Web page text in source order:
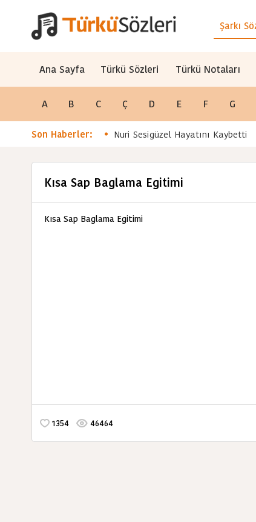
Ana Sayfa Türkü Sözleri Türkü Notaları
A B C Ç D E F G
Son Haberler: Nuri Sesigüzel Hayatını Kaybetti
Kısa Sap Baglama Egitimi
Kısa Sap Baglama Egitimi
1354 46464